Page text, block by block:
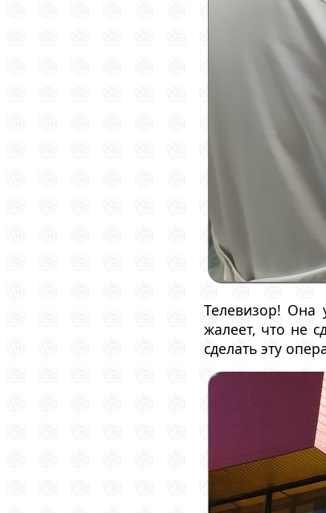
Телевизор! Она
жалеет, что не
сделать эту